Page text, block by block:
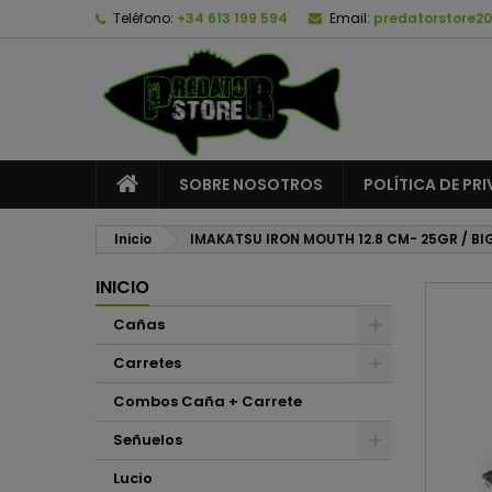
Teléfono: +34 613 199 594 Email:
SOBRE NOSOTROS POLÍTICA DE
Inicio IMAKATSU IRON MOUTH 12.8 CM- 25GR /
INICIO
Cañas
Carretes
Combos Caña + Carrete
Señuelos
Lucio